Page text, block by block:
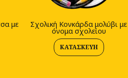
με Σχολική Κονκάρδα μολύβι με
όνομα σχολείου
ΚΑΤΑΣΚΕΥΉ